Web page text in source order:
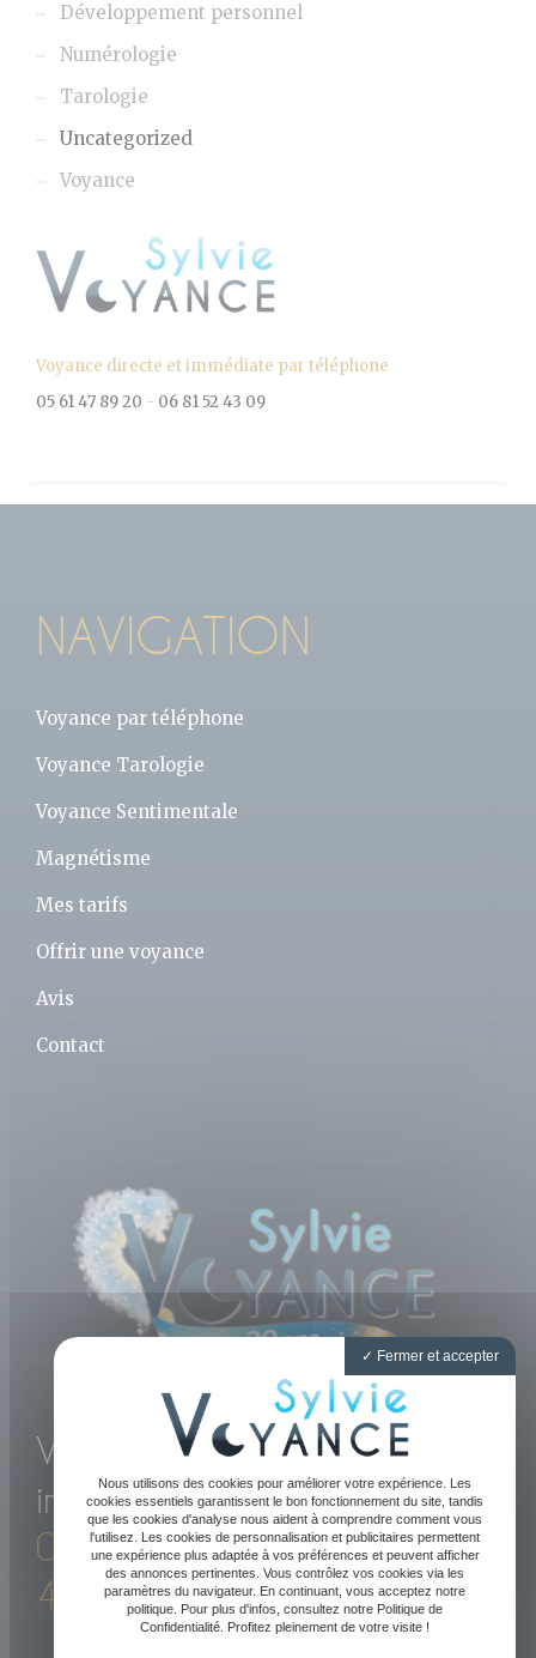
Développement personnel
Numérologie
Tarologie
Uncategorized
Voyance
Voyance directe et immédiate par téléphone
05 61 47 89 20 - 06 81 52 43 09
NAVIGATION
Voyance par téléphone
Voyance Tarologie
Voyance Sentimentale
Magnétisme
Mes tarifs
Offrir une voyance
Avis
Contact
Voyance directe et
immédiate par téléphone
05 61 47 89 20-06 81 52
43 09
Fermer et accepter
Nous utilisons des cookies pour améliorer votre expérience. Les
cookies essentiels garantissent le bon fonctionnement du site, tandis
que les cookies d'analyse nous aident à comprendre comment vous
l'utilisez. Les cookies de personnalisation et publicitaires permettent
une expérience plus adaptée à vos préférences et peuvent afficher
des annonces pertinentes. Vous contrôlez vos cookies via les
paramètres du navigateur. En continuant, vous acceptez notre
politique. Pour plus d'infos, consultez notre Politique de
Confidentialité. Profitez pleinement de votre visite !